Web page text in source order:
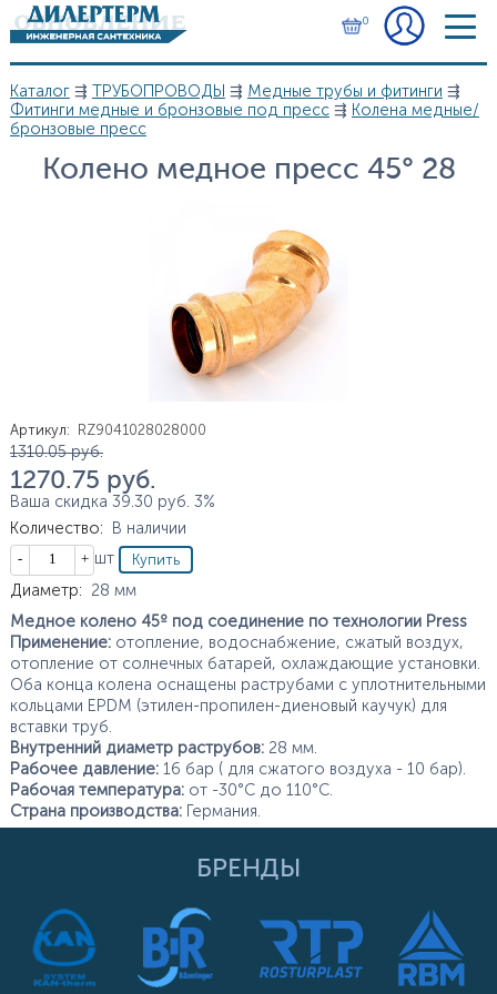
Перейти к основному содержанию
0
Вы здесь
Каталог⇶ ТРУБОПРОВОДЫ ⇶ Медные трубы и фитинги ⇶
Фитинги медные и бронзовые под пресс⇶ Колена медные/
бронзовые пресс
Колено медное пресс 45° 28
Артикул: RZ9041028028000
Цена
1 310.05 руб.
1 270.75 руб.
Ваша скидка 39.30 руб. 3%
Количество:
В наличии
Кол-во
шт
Характеристики
Диаметр: 28 мм
Медное колено 45º под соединение по технологии Press
Применение: отопление, водоснабжение, сжатый воздух,
отопление от солнечных батарей, охлаждающие установки.
Оба конца колена оснащены раструбами с уплотнительными
кольцами EPDM (этилен-пропилен-диеновый каучук) для
вставки труб.
Внутренний диаметр раструбов:28 мм.
Рабочее давление: 16 бар ( для сжатого воздуха - 10 бар).
Рабочая температура: от -30°С до 110°С.
Страна производства: Германия.
БРЕНДЫ